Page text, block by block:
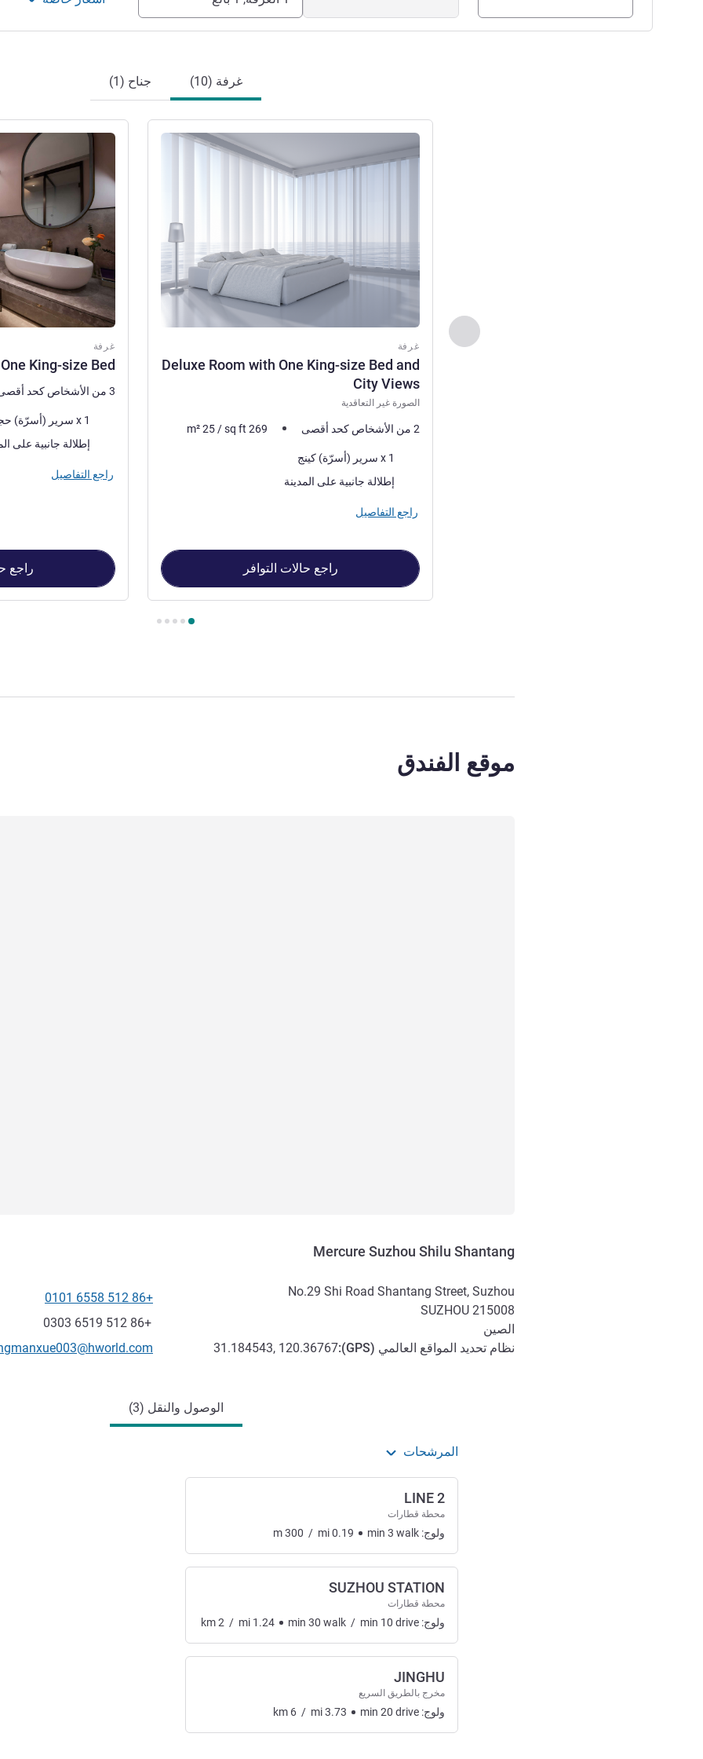
غرفة (10) جناح (1)
السابق - غرفة
غرفة
Deluxe Room with One King-size Bed and
City Views
الصورة غير التعاقدية
راجع التفاصيل
2 من الأشخاص كحد أقصى m²25 /sq ft 269
فرش السرير
1 x سرير (أسرّة) كينج
المناظر:إطلالة جانبية على المدينة
راجع التفاصيل
راجع حالات التوافر
غرفة
King-size Bed
راجع التفاصيل
3 من الأشخاص كحد أقصى
فرش السرير
1 x سرير (أسرّة) حجم كوين
المناظر:إطلالة جانبية على
راجع التفاصيل
راجع
موقع الفندق
Mercure Suzhou Shilu Shantang
No.29 Shi Road Shantang Street, Suzhou
215008
SUZHOU
الصين
نظام تحديد المواقع العالمي (GPS
):
31.184543, 120.36767
الهاتف
+86 512 6558 0101
فاكس
+86 512 6519 0303
تواصل معنا عبر البريد
الوصول والنقل (3)
المرشحات
LINE 2
محطة قطارات
ولوج: m300 / mi0.19 min 3 walk
SUZHOU STATION
محطة قطارات
ولوج: km2 / mi 1.24 min 30 walk / min 10 drive
JINGHU
مخرج بالطريق السريع
ولوج: km 6 / mi3.73 min 20 drive